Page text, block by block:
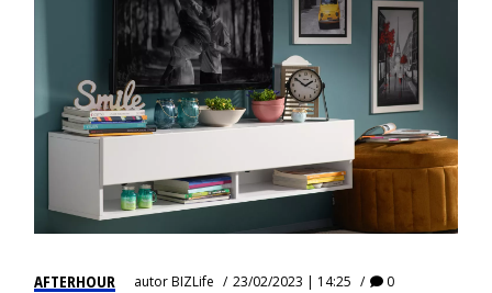
AFTERHOUR autorBIZLife 23/02/2023 | 14:25 0